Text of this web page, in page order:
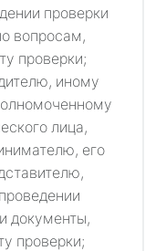
проверки
вопросам,
проверки;
иному
лица,
его
документы,
проверки;